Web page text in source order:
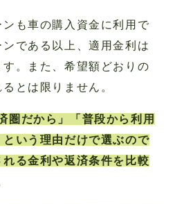
も車の購入資金に利用で
である以上、適用金利は
。また、希望額どおりの
とは限りません。
圏だから」「普段から利用
いう理由だけで選ぶので
る金利や返済条件を比較